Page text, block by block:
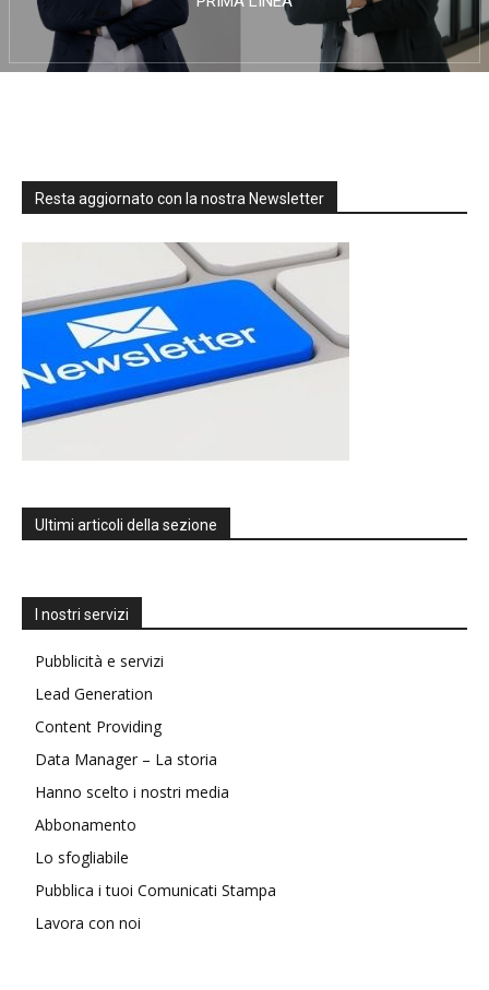
Resta aggiornato con la nostra Newsletter
Ultimi articoli della sezione
I nostri servizi
Pubblicità e servizi
Lead Generation
Content Providing
Data Manager – La storia
Hanno scelto i nostri media
Abbonamento
Lo sfogliabile
Pubblica i tuoi Comunicati Stampa
Lavora con noi